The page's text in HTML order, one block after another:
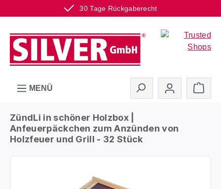
30 Tage Rückgaberecht
Zum Hauptinhalt springen
MENÜ
ZündLi in schöner Holzbox |
Anfeuerpäckchen zum Anzünden von
Holzfeuer und Grill - 32 Stück
Bildergalerie überspringen